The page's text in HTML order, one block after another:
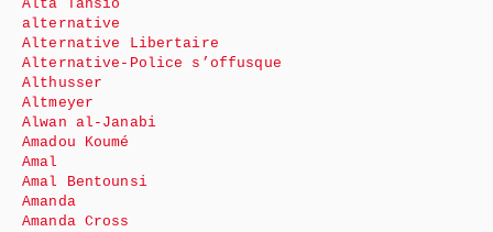
Alta Tansió
alternative
Alternative Libertaire
Alternative-Police s’offusque
Althusser
Altmeyer
Alwan al-Janabi
Amadou Koumé
Amal
Amal Bentounsi
Amanda
Amanda Cross